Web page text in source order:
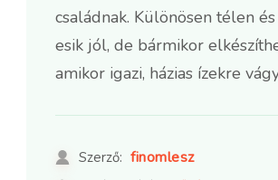
családnak. Különösen télen
esik jól, de bármikor
amikor igazi, házias ízekre
Szerző: finomlesz